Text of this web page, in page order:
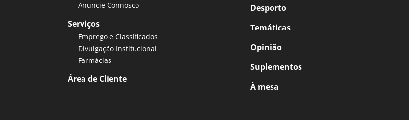
Anuncie Connosco
Serviços
Emprego e Classificados
Divulgação Institucional
Farmácias
Área de Cliente
Desporto
Temáticas
Opinião
Suplementos
À mesa